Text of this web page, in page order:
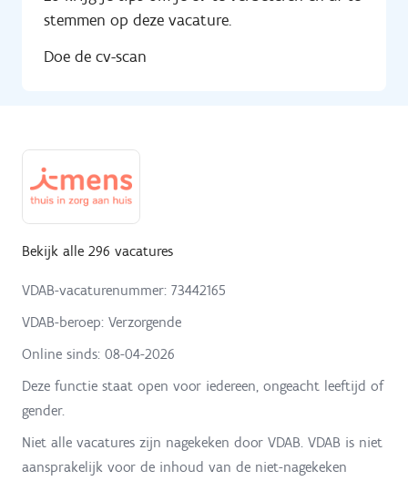
stemmen op deze vacature.
Doe de cv-scan
Bekijk alle 296 vacatures
VDAB-vacaturenummer: 73442165
VDAB-beroep: Verzorgende
Online sinds: 08-04-2026
Deze functie staat open voor iedereen, ongeacht leeftijd of
gender.
Niet alle vacatures zijn nagekeken door VDAB. VDAB is niet
aansprakelijk voor de inhoud van de niet-nagekeken